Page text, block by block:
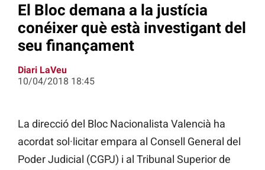
El Bloc demana a la justícia
conéixer què està investigant del
seu finançament
Diari LaVeu
10/04/2018 18:45
La direcció del Bloc Nacionalista Valencià ha
acordat sol·licitar empara al Consell General del
Poder Judicial (CGPJ) i al Tribunal Superior de